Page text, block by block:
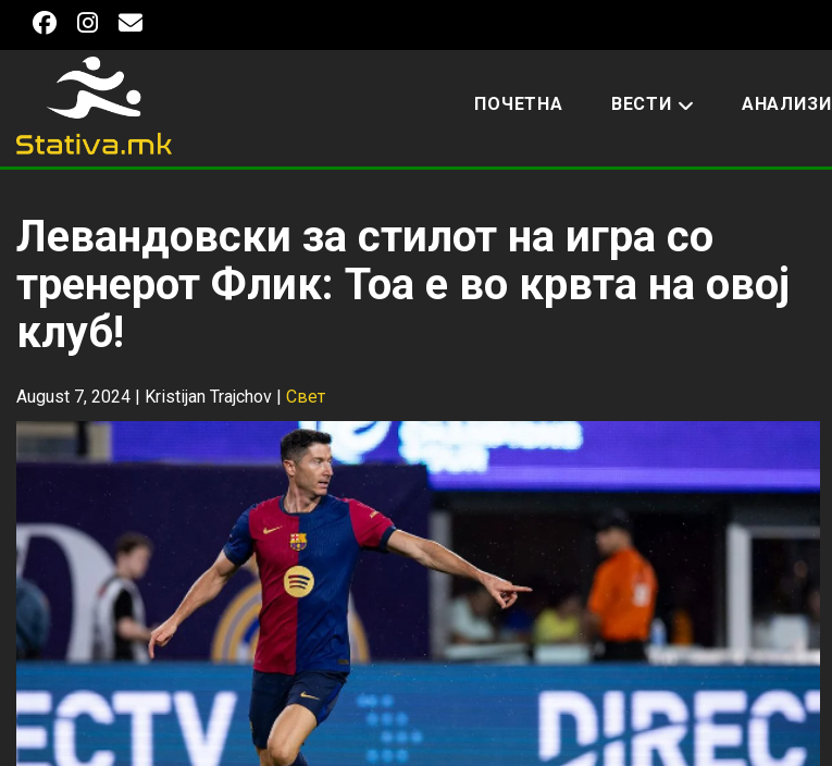
ПОЧЕТНА ВЕСТИ АНАЛИЗИ
Левандовски за стилот на игра со
тренерот Флик: Тоа е во крвта на овој
клуб!
August 7, 2024 | Kristijan Trajchov | Свет